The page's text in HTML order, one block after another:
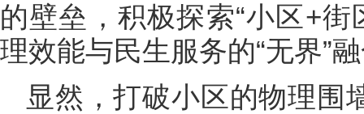
的壁垒，积极探索“小区+
理效能与民生服务的“无界”
显然，打破小区的物理围